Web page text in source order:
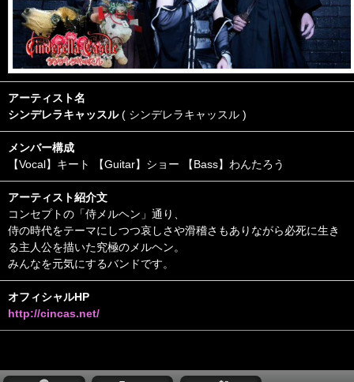
アーティスト名
シンデレラキャッスル( シンデレラキャッスル )
メンバー構成
【Vocal】キート 【Guitar】ショー 【Bass】わんたろう
アーティスト紹介文
コンセプトの「侍メルヘン」通り、
侍の時代をテーマにしつつ哀しさや滑稽さもありながら必死に生き
る主人公を描いた究極のメルヘン。
みんなを元気にするバンドです。
オフィシャルHP
http://cincas.net/